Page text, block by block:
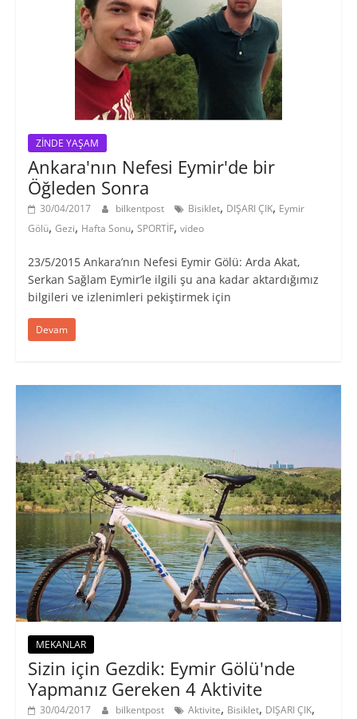
ZİNDE YAŞAM
Ankara'nın Nefesi Eymir'de bir
Öğleden Sonra
30/04/2017 bilkentpost Bisiklet, DIŞARI ÇIK, Eymir
Gölü, Gezi, Hafta Sonu, SPORTİF, video
23/5/2015 Ankara’nın Nefesi Eymir Gölü: Arda Akat,
Serkan Sağlam Eymir’le ilgili şu ana kadar aktardığımız
bilgileri ve izlenimleri pekiştirmek için
Devam
MEKANLAR
Sizin için Gezdik: Eymir Gölü'nde
Yapmanız Gereken 4 Aktivite
30/04/2017 bilkentpost Aktivite, Bisiklet, DIŞARI ÇIK,